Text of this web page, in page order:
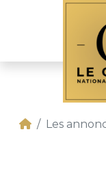
Les